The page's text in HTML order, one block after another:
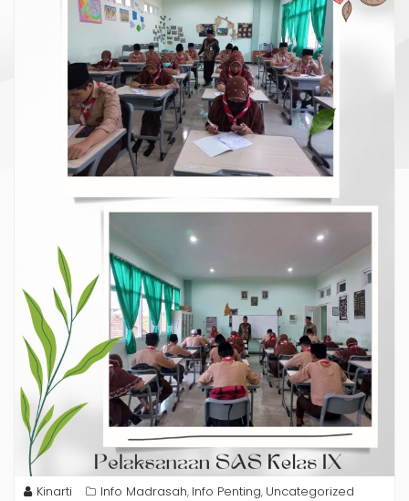
Kinarti Info Madrasah, Info Penting, Uncategorized